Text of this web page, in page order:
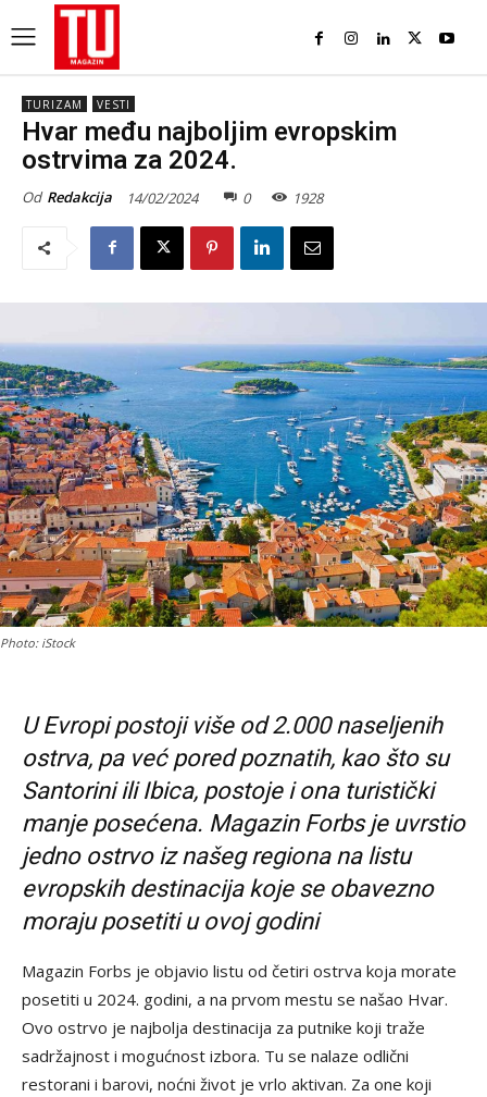
TURIZAM VESTI
Hvar među najboljim evropskim
ostrvima za 2024.
Od Redakcija 14/02/2024 0 1928
Photo: iStock
U Evropi postoji više od 2.000 naseljenih
ostrva, pa već pored poznatih, kao što su
Santorini ili Ibica, postoje i ona turistički
manje posećena. Magazin Forbs je uvrstio
jedno ostrvo iz našeg regiona na listu
evropskih destinacija koje se obavezno
moraju posetiti u ovoj godini
Magazin Forbs je objavio listu od četiri ostrva koja morate
posetiti u 2024. godini, a na prvom mestu se našao Hvar.
Ovo ostrvo je najbolja destinacija za putnike koji traže
sadržajnost i mogućnost izbora. Tu se nalaze odlični
restorani i barovi, noćni život je vrlo aktivan. Za one koji